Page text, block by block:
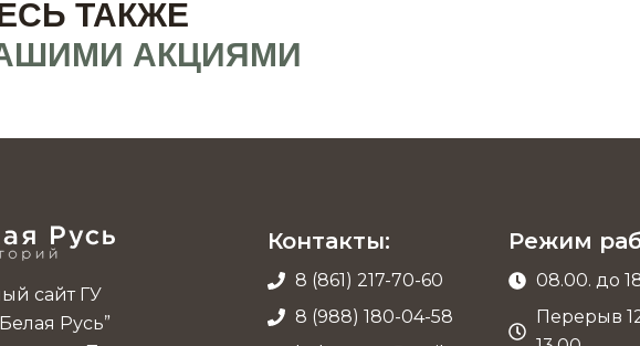
ТАКЖЕ
АКЦИЯМИ
сайт ГУ
Русь”
Контакты:
8 (861) 217-70-60
8 (988) 180-04-58
Режим
08.00. до
Перерыв